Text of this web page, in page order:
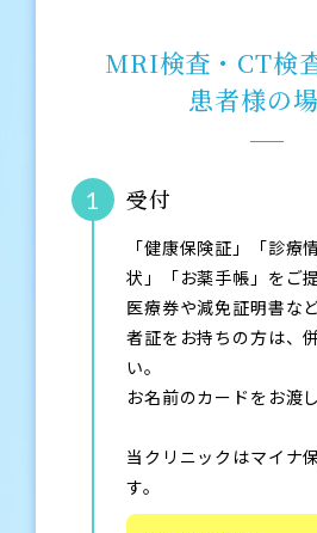
MRI検査・CT検
患者様の
1 受付
「健康保険証」「診療
状」「お薬手帳」をご
医療券や減免証明書な
者証をお持ちの方は、
い。
お名前のカードをお渡
当クリニックはマイナ
す。